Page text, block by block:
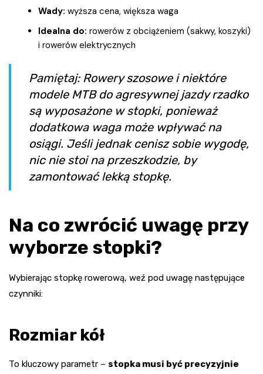
Wady: wyższa cena, większa waga
Idealna do: rowerów z obciążeniem (sakwy, koszyki)
i rowerów elektrycznych
Pamiętaj: Rowery szosowe i niektóre
modele MTB do agresywnej jazdy rzadko
są wyposażone w stopki, ponieważ
dodatkowa waga może wpływać na
osiągi. Jeśli jednak cenisz sobie wygodę,
nic nie stoi na przeszkodzie, by
zamontować lekką stopkę.
Na co zwrócić uwagę przy
wyborze stopki?
Wybierając stopkę rowerową, weź pod uwagę następujące
czynniki:
Rozmiar kół
To kluczowy parametr – stopka musi być precyzyjnie